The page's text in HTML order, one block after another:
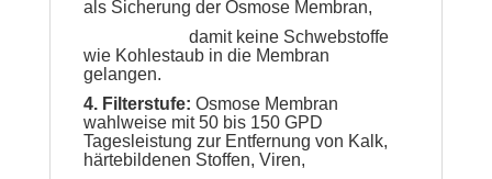
als Sicherung der Osmose Membran,
damit keine Schwebstoffe
wie Kohlestaub in die Membran
gelangen.
4. Filterstufe: Osmose Membran
wahlweise mit 50 bis 150 GPD
Tagesleistung zur Entfernung von Kalk,
härtebildenen Stoffen, Viren,